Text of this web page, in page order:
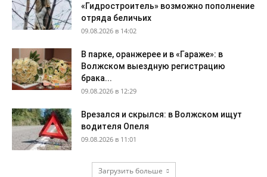
«Гидростроитель» возможно пополнение
отряда беличьих
09.08.2026 в 14:02
В парке, оранжерее и в «Гараже»: в
Волжском выездную регистрацию
брака...
09.08.2026 в 12:29
Врезался и скрылся: в Волжском ищут
водителя Опеля
09.08.2026 в 11:01
Загрузить больше